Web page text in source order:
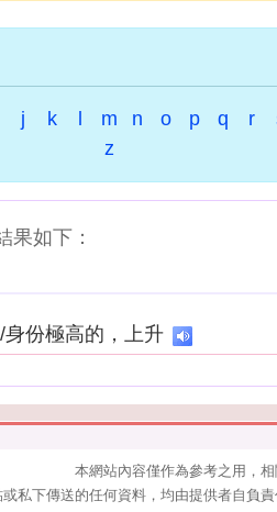
j k m n o p q r
z
果如下：
份極高的，上升
本網站內容僅作為參考之用，
私下傳送的任何資料，均由提供者自負